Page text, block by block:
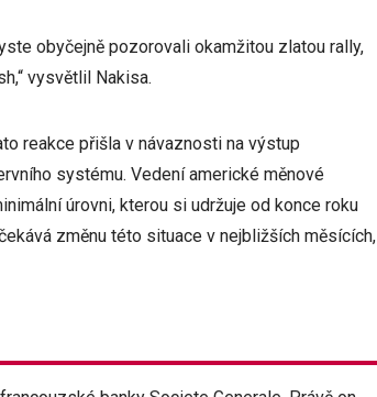
obyčejně pozorovali okamžitou zlatou rally,
vysvětlil Nakisa.
reakce přišla v návaznosti na výstup
systému. Vedení americké měnové
úrovni, kterou si udržuje od konce roku
změnu této situace v nejbližších měsících,